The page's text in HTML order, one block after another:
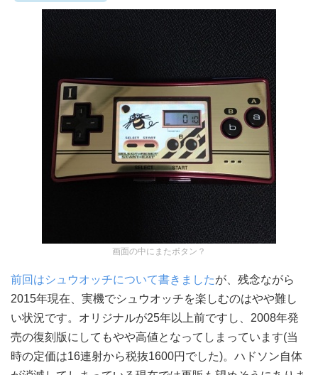
画面の中にまたボタン？
前回はシュウオッチについて書きましたが、残念ながら
2015年現在、実機でシュウオッチを楽しむのはやや難し
い状況です。オリジナルが25年以上前ですし、2008年発
売の復刻版にしてもやや高値となってしまっています(当
時の定価は16連射から税抜1600円でした)。ハドソン自体